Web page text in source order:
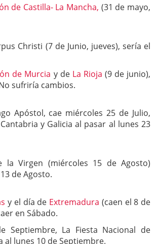
de Castilla- La Mancha, (31 de mayo,
Christi (7 de Junio, jueves), sería el
de Murcia y deLa Rioja (9 de junio),
sufriría cambios.
Apóstol, cae miércoles 25 de Julio,
y Galicia al pasar al lunes 23
la Virgen (miércoles 15 de Agosto)
de Agosto.
y el día de Extremadura (caen el 8 de
en Sábado.
Septiembre, La Fiesta Nacional de
al lunes 10 de Septiembre.